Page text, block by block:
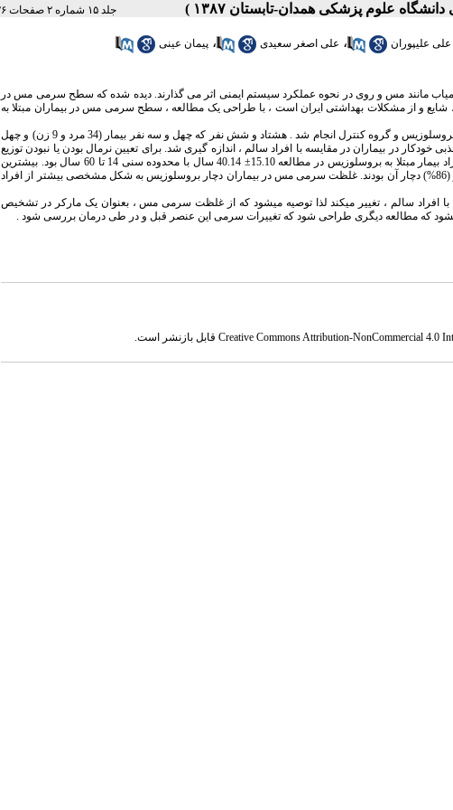
جلد ۱۵ شماره ۲ صفحات ۲۶-۲۳
علی علیپوران ، علی اصغر سعیدی ، پیمان عینی
مانند مس و روی در نحوه عملکرد سیستم ایمنی اثر می گذارند. دیده شده که سطح سرمی مس در
، شایع و از مشکلات بهداشتی ایران است ، با طراحی یک مطالعه ، سطح سرمی مس در بیماران مبتلا به
: یک مطالعه توصیفی - مقطعی جهت بررسی سطح سرمی مس در بیماران دچار بروسلوزیس و گروه کنترل انجام شد . هشتاد و شش نفر که چهل و سه نفر بیمار (34 مرد و 9 زن) و چهل
در بیماران در مقایسه با افراد سالم ، اندازه گیری شد. برای تعیین نرمال بودن یا نبودن توزیع
: میانگین سنی افراد بیمار مبتلا به بروسلوزیس در مطالعه 15.10± 40.14 سال با محدوده سنی 14 تا 60 سال بود. بیشترین
علامت بالینی در بیماران تحت مطالعه ، درد مفاصل (غیر از کمردرد) بود به طوریکه 37 بیمار (86%) دچار آن بودند. غلظت سرمی مس در بیماران دچار بروسلوزیس به شکل مشخصی بیشتر از افراد
سالم ، تغییر میکند لذا توصیه میشود که از غلظت سرمی مس ، بعنوان یک مارکر در تشخیص
میشود که مطالعه دیگری طراحی شود که تغییرات سرمی این عنصر قبل و در طی درمان بررسی شود .
Creative Commons Attribution-NonCommercial 4.0قابل بازنشر است.